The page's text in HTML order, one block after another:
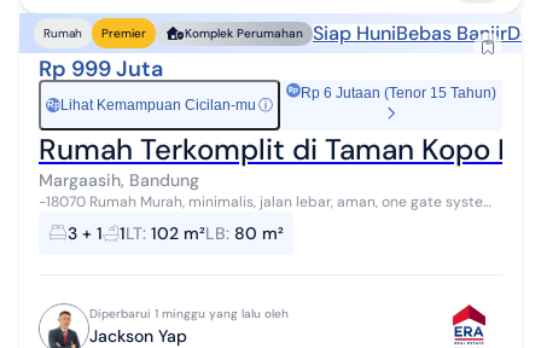
Rumah Premier Komplek Perumahan Siap HuniBebas Banjir
Rp 999 Juta
Rp Lihat Kemampuan Cicilan-mu ⓘ
Rp 6 Jutaan (Tenor 15 Tahun)
Rumah Terkomplit di Taman Kopo
Margaasih, Bandung
-18070 Rumah Murah, minimalis, jalan lebar, aman, one gate system
Rumah 1 lantai di Margaasih, Bandung. Dijual rumah di wilayah yang
tenang denga...
3 + 1 1LT: 102 m²LB: 80 m²
Diperbarui 1 minggu yang lalu oleh
Jackson Yap